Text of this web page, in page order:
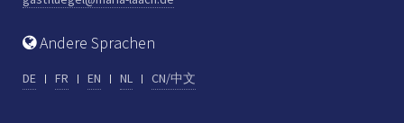
Andere Sprachen
DE FR EN NL CN/中文